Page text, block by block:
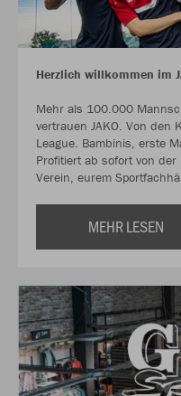
Herzlich willkommen im
Mehr als 100.000
vertrauen JAKO. Von den
League. Bambinis, erste
Profitiert ab sofort von
Verein, eurem
MEHR LESEN